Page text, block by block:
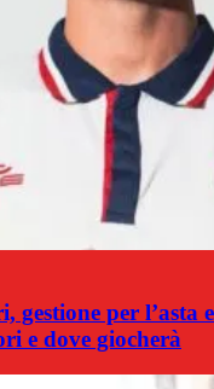
per l’asta e
e dove giocherà